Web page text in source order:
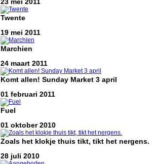
Twente
19 mei 2011
Marchien
24 maart 2011
Komt allen! Sunday Market 3 april
01 februari 2011
Fuel
01 oktober 2010
Zoals het klokje thuis tikt, tikt het nergens.
28 juli 2010